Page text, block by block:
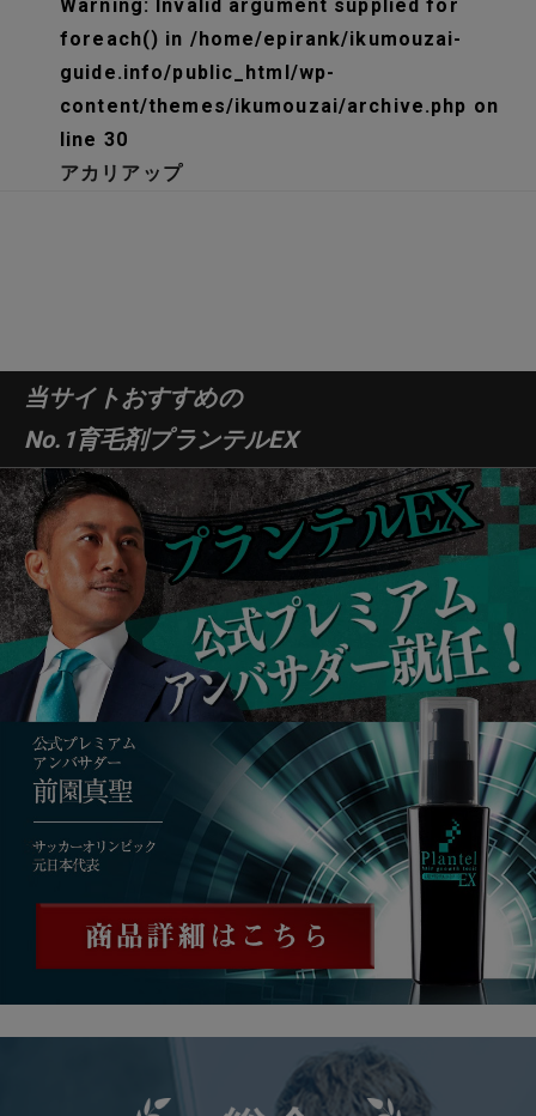
Warning: Invalid argument supplied for
foreach() in /home/epirank/ikumouzai-
guide.info/public_html/wp-
content/themes/ikumouzai/archive.php on
line 30
アカリアップ
当サイトおすすめの
No.1育毛剤プランテルEX